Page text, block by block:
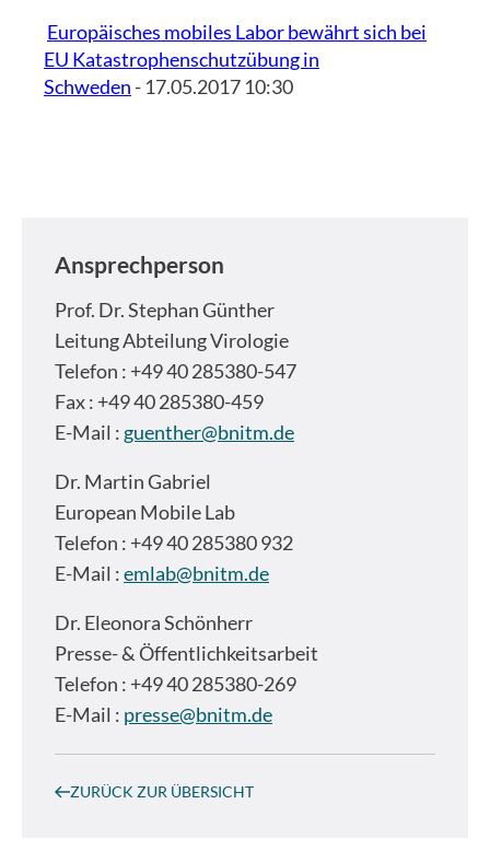
Europäisches mobiles Labor bewährt sich bei
EU Katastrophenschutzübung in
Schweden - 17.05.2017 10:30
Ansprechperson
Prof. Dr.Stephan Günther
Leitung Abteilung Virologie
Telefon : +49 40 285380-547
Fax : +49 40 285380-459
E-Mail : guenther@bnitm.de
Dr. Martin Gabriel
European Mobile Lab
Telefon : +49 40 285380 932
E-Mail :emlab@bnitm.de
Dr. Eleonora Schönherr
Presse- & Öffentlichkeitsarbeit
Telefon : +49 40 285380-269
E-Mail : presse@bnitm.de
ZURÜCK ZUR ÜBERSICHT